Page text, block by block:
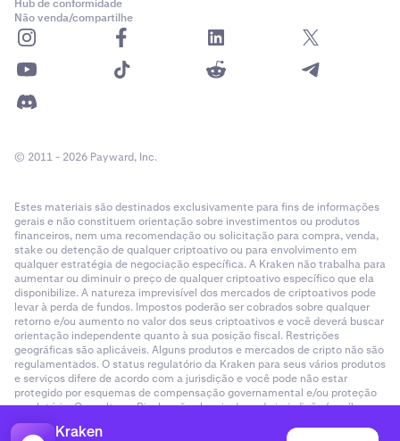
Kraken
Hub de conformidade
Não venda/compartilhe
© 2011 - 2026 Payward, Inc.
Estes materiais são destinados exclusivamente para fins de informações
gerais e não constituem orientação sobre investimentos ou produtos
financeiros, nem uma recomendação ou solicitação para compra, venda,
stake ou detenção de qualquer criptoativo ou para envolvimento em
qualquer estratégia de negociação específica. A Kraken não trabalha para
aumentar ou diminuir o preço de qualquer criptoativo específico que ela
disponibilize. A natureza imprevisível dos mercados de criptoativos pode
levar à perda de fundos. Impostos poderão ser cobrados sobre qualquer
retorno e/ou aumento no valor dos seus criptoativos e você deverá buscar
orientação independente quanto à sua posição fiscal. Restrições
geográficas são aplicáveis. Alguns produtos e mercados de cripto não são
regulamentados. O status regulatório da Kraken para seus vários produtos
e serviços difere de acordo com a jurisdição e você pode não estar
protegido por esquemas de compensação governamental e/ou proteção
regulatória. Consulte as Divulgações legais de cada jurisdição (aqui).